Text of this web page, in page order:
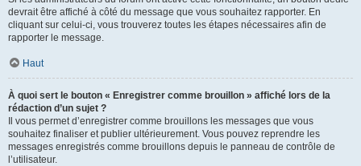
devrait être affiché à côté du message que vous souhaitez rapporter. En
cliquant sur celui-ci, vous trouverez toutes les étapes nécessaires afin de
rapporter le message.
Haut
À quoi sert le bouton « Enregistrer comme brouillon » affiché lors de la
rédaction d’un sujet ?
Il vous permet d’enregistrer comme brouillons les messages que vous
souhaitez finaliser et publier ultérieurement. Vous pouvez reprendre les
messages enregistrés comme brouillons depuis le panneau de contrôle de
l’utilisateur.